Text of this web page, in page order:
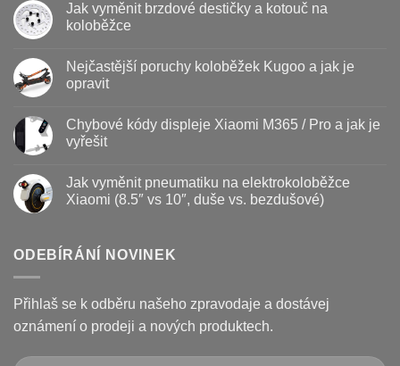
textu
s
koloběžky
kdy
jak
prodloužit
životnost
Jak vyměnit brzdové destičky a kotouč na
koloběžce
u
s
vyměnit
brzdové
destičky
na
koloběžce
Nejčastější poruchy koloběžek Kugoo a jak je
opravit
u
textu
s
poruchy
koloběžek
Kugoo
opravit
Chybové kódy displeje Xiaomi M365 / Pro a jak je
vyřešit
textu
s
displeje
a
jak
je
Jak vyměnit pneumatiku na elektrokoloběžce
Xiaomi (8.5″ vs 10″, duše vs. bezdušové)
textu
vyměnit
pneumatiku
na
elektrokoloběžce
(8.5″
ODEBÍRÁNÍ NOVINEK
Přihlaš se k odběru našeho zpravodaje a dostávej
oznámení o prodeji a nových produktech.